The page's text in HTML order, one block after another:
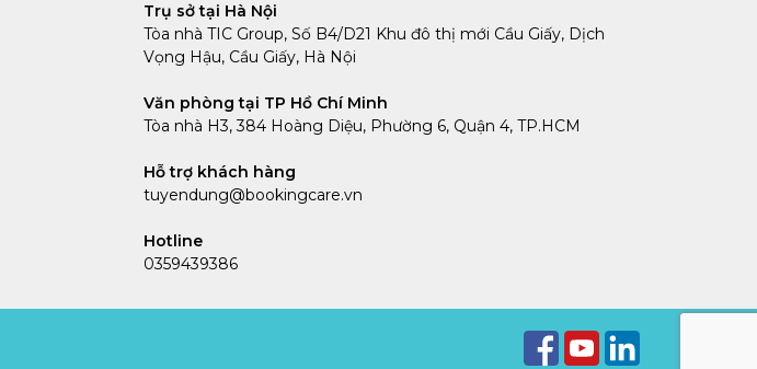
Trụ sở tại Hà Nội
Tòa nhà TIC Group, Số B4/D21 Khu đô thị mới Cầu Giấy, Dịch
Vọng Hậu, Cầu Giấy, Hà Nội
Văn phòng tại TP Hồ Chí Minh
Tòa nhà H3, 384 Hoàng Diệu, Phường 6, Quận 4, TP.HCM
Hỗ trợ khách hàng
tuyendung@bookingcare.vn
Hotline
0359439386